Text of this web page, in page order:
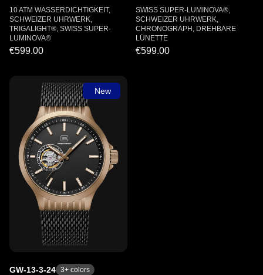
10 ATM WASSERDICHTIGKEIT,
SCHWEIZER UHRWERK,
TRIGALIGHT®, SWISS SUPER-
LUMINOVA®
€599.00
SWISS SUPER-LUMINOVA®,
SCHWEIZER UHRWERK,
CHRONOGRAPH, DREHBARE
LÜNETTE
€599.00
New
GW-13-3-24 3+ colors